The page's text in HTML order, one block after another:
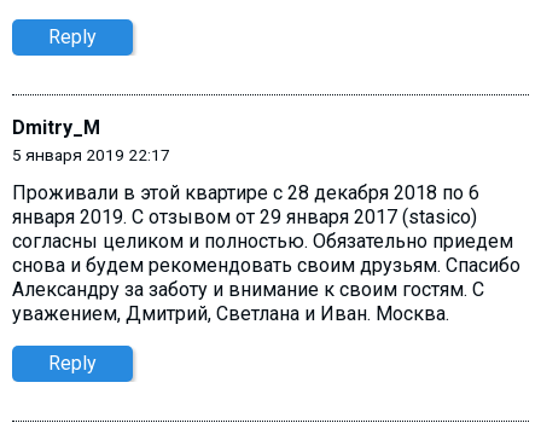
Reply
Dmitry_M
5 января 2019 22:17
Проживали в этой квартире с 28 декабря 2018 по 6
января 2019. С отзывом от 29 января 2017 (stasico)
согласны целиком и полностью. Обязательно приедем
снова и будем рекомендовать своим друзьям. Спасибо
Александру за заботу и внимание к своим гостям. С
уважением, Дмитрий, Светлана и Иван. Москва.
Reply